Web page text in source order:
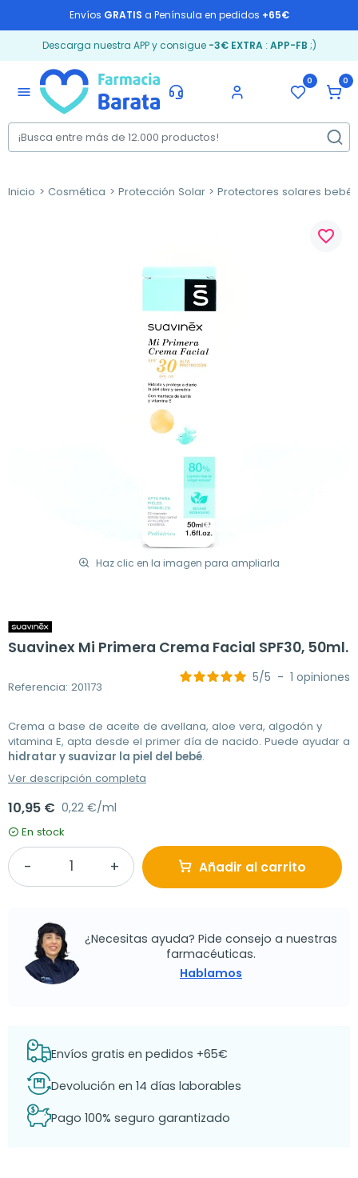
Envíos GRATIS a Península en pedidos +65€
Descarga nuestra APP y consigue -3€ EXTRA: APP-FB ;)
menu
0 0
Inicio Cosmética Protección Solar Protectores solares
Haz clic en la imagen para ampliarla
favorite_border
Suavinex Mi Primera Crema Facial SPF30, 50ml.
Referencia: 201173
5/5 - 1 opiniones
Crema a base de aceite de avellana, aloe vera, algodón y
vitamina E, apta desde el primer día de nacido. Puede ayudar a
hidratar y suavizar la piel del bebé.
Ver descripción completa
10,95 € 0,22 €/ml
En stock
Añadir al carrito
¿Necesitas ayuda? Pide consejo a nuestras
farmacéuticas.
Hablamos
Envíos gratis en pedidos +65€
Devolución en 14 días laborables
Pago 100% seguro garantizado